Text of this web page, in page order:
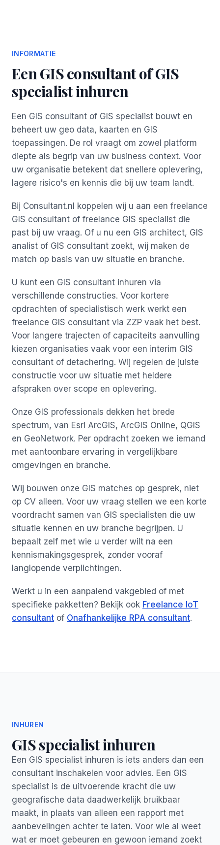
INFORMATIE
Een GIS consultant of GIS
specialist inhuren
Een GIS consultant of GIS specialist bouwt en
beheert uw geo data, kaarten en GIS
toepassingen. De rol vraagt om zowel platform
diepte als begrip van uw business context. Voor
uw organisatie betekent dat snellere oplevering,
lagere risico's en kennis die bij uw team landt.
Bij Consultant.nl koppelen wij u aan een freelance
GIS consultant of freelance GIS specialist die
past bij uw vraag. Of u nu een GIS architect, GIS
analist of GIS consultant zoekt, wij maken de
match op basis van uw situatie en branche.
U kunt een GIS consultant inhuren via
verschillende constructies. Voor kortere
opdrachten of specialistisch werk werkt een
freelance GIS consultant via ZZP vaak het best.
Voor langere trajecten of capaciteits aanvulling
kiezen organisaties vaak voor een interim GIS
consultant of detachering. Wij regelen de juiste
constructie voor uw situatie met heldere
afspraken over scope en oplevering.
Onze GIS professionals dekken het brede
spectrum, van Esri ArcGIS, ArcGIS Online, QGIS
en GeoNetwork. Per opdracht zoeken we iemand
met aantoonbare ervaring in vergelijkbare
omgevingen en branche.
Wij bouwen onze GIS matches op gesprek, niet
op CV alleen. Voor uw vraag stellen we een korte
voordracht samen van GIS specialisten die uw
situatie kennen en uw branche begrijpen. U
bepaalt zelf met wie u verder wilt na een
kennismakingsgesprek, zonder vooraf
langlopende verplichtingen.
Werkt u in een aanpalend vakgebied of met
specifieke pakketten? Bekijk ook Freelance IoT
consultant of Onafhankelijke RPA consultant.
INHUREN
GIS specialist inhuren
Een GIS specialist inhuren is iets anders dan een
consultant inschakelen voor advies. Een GIS
specialist is de uitvoerende kracht die uw
geografische data daadwerkelijk bruikbaar
maakt, in plaats van alleen een rapport met
aanbevelingen achter te laten. Voor wie al weet
wat er moet gebeuren en gewoon iemand zoekt